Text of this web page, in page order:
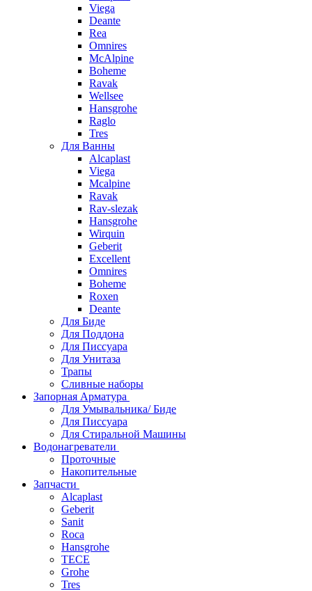
Viega
Deante
Rea
Omnires
McAlpine
Boheme
Ravak
Wellsee
Hansgrohe
Raglo
Tres
Для Ванны
Alcaplast
Viega
Mcalpine
Ravak
Rav-slezak
Hansgrohe
Wirquin
Geberit
Excellent
Omnires
Boheme
Roxen
Deante
Для Биде
Для Поддона
Для Писсуара
Для Унитаза
Трапы
Сливные наборы
Запорная Арматура
Для Умывальника/ Биде
Для Писсуара
Для Стиральной Машины
Водонагреватели
Проточные
Накопительные
Запчасти
Alcaplast
Geberit
Sanit
Roca
Hansgrohe
TECE
Grohe
Tres